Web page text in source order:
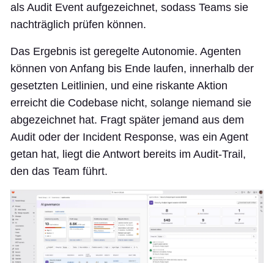
als Audit Event aufgezeichnet, sodass Teams sie
nachträglich prüfen können.
Das Ergebnis ist geregelte Autonomie. Agenten
können von Anfang bis Ende laufen, innerhalb der
gesetzten Leitlinien, und eine riskante Aktion
erreicht die Codebase nicht, solange niemand sie
abgezeichnet hat. Fragt später jemand aus dem
Audit oder der Incident Response, was ein Agent
getan hat, liegt die Antwort bereits im Audit-Trail,
den das Team führt.